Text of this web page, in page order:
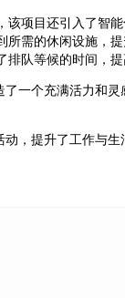
该项目还引入了智
所需的休闲设施，
排队等候的时间，提
一个充满活力和
，提升了工作与